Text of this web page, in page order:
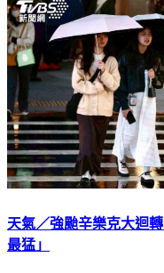
天氣／強颱辛樂克大迴
最猛」